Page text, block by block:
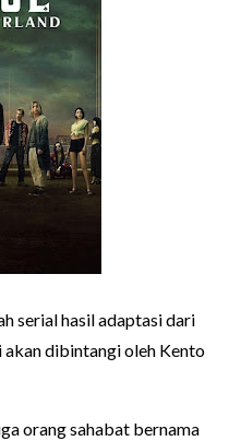
serial hasil adaptasi dari
akan dibintangi oleh Kento
orang sahabat bernama